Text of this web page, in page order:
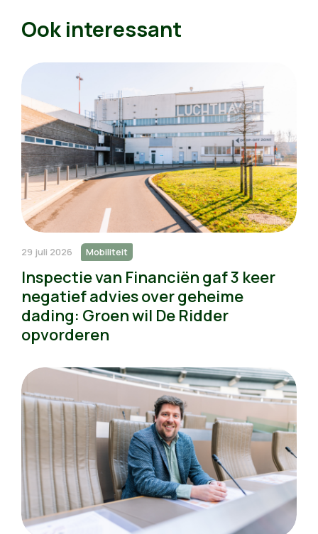
Ook interessant
29 juli 2026 Mobiliteit
Inspectie van Financiën gaf 3 keer
negatief advies over geheime
dading: Groen wil De Ridder
opvorderen